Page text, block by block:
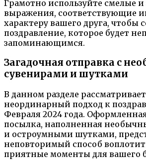
Грамотно используйте смелые и
выражения, соответствующие
характеру вашего друга, чтобы
поздравление, которое будет
запоминающимся.
Загадочная отправка с
сувенирами и шутками
В данном разделе
неординарный подход к
Февраля 2024 года.
посылка, наполненная
и остроумными шутками,
неповторимый способ
приятные моменты для вашего